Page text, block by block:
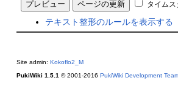
タイム
テキスト整形のルールを表示する
Site admin: Kokoflo2_M
PukiWiki 1.5.1 © 2001-2016 PukiWiki Development